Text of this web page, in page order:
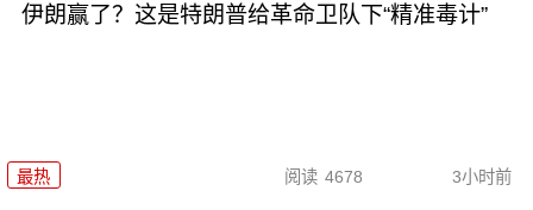
伊朗赢了？这是特朗普给革命卫队下“精准毒计”
最热 阅读 4678 3小时前